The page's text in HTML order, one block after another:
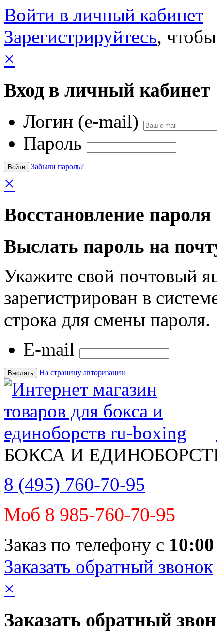
Войти в личный кабинет
Зарегистрируйтесь,
×
Вход в личный кабинет
Логин (e-mail)
Пароль
Забыли пароль?
×
Восстановление пароля
Выслать пароль на
Укажите свой почтовый
зарегистрирован в
строка для смены пароля.
E-mail
На страницу авторизации
БОКСА И
8 (495) 760-70-95
Моб 8 985-760-70-95
Заказ по телефону с 10:00
Заказать обратный звонок
×
Заказать обратный